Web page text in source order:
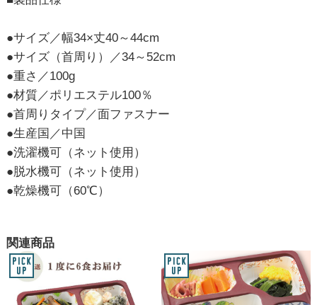
●サイズ／幅34×丈40～44cm
●サイズ（首周り）／34～52cm
●重さ／100g
●材質／ポリエステル100％
●首周りタイプ／面ファスナー
●生産国／中国
●洗濯機可（ネット使用）
●脱水機可（ネット使用）
●乾燥機可（60℃）
関連商品